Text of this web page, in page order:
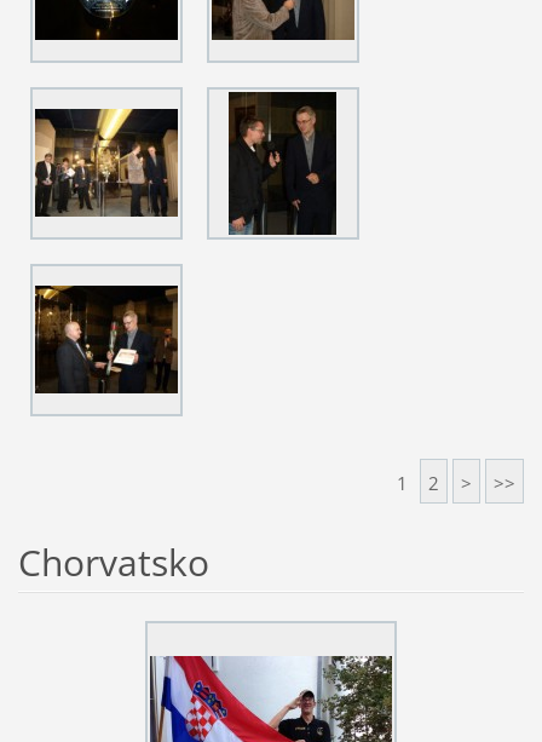
1 2 > >>
Chorvatsko